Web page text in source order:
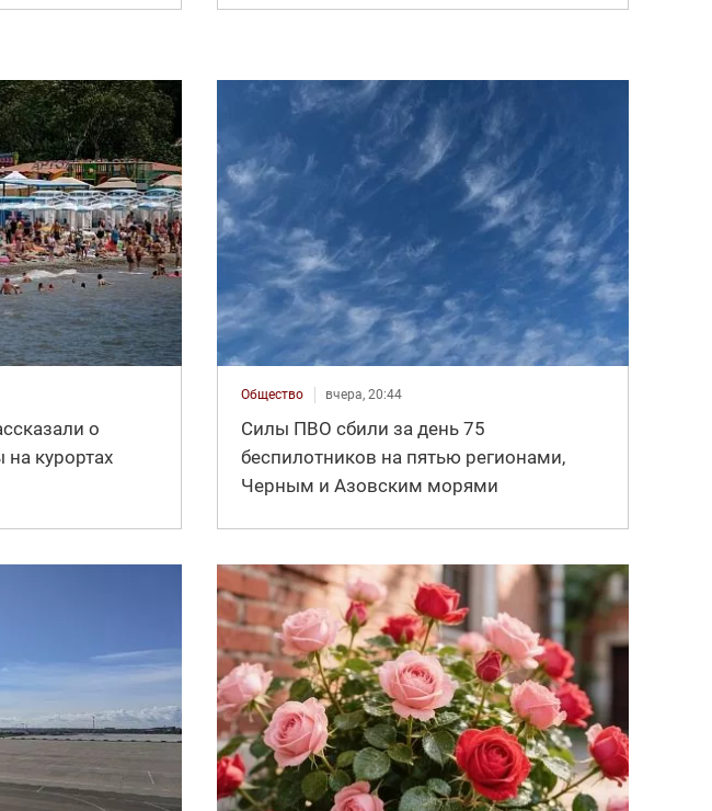
о
курортах
Общество вчера, 20:44
Силы ПВО сбили за день 75
беспилотников на пятью регионами,
Черным и Азовским морями